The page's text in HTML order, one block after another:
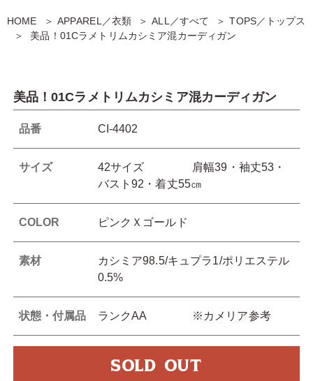
HOME APPAREL／衣類 ALL／すべて
TOPS／トップス
美品！01Cラメトリムカシミア混カーディガン
美品！01Cラメトリムカシミア混カーディガン
品番 CI-4402
サイズ
42サイズ 肩幅39・袖丈53・
バスト92・着丈55㎝
COLOR ピンクＸゴールド
素材
カシミア98.5/キュプラ1/ポリエステル
0.5%
状態・付属品 ランクAA ※カメリア参考
SOLD OUT